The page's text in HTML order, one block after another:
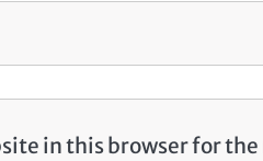
in this browser for